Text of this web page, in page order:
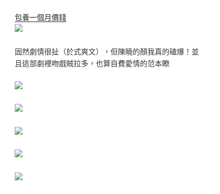
包養一個月價錢
固然劇情很扯（於式爽文），但陳曉的顏我真的磕爆！並
且這部劇裡吻戲賊拉多，也算自費愛情的范本瞭